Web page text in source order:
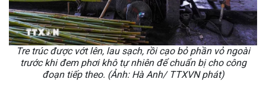
Tre trúc được vớt lên, lau sạch, rồi cạo bỏ phần vỏ ngoài
trước khi đem phơi khô tự nhiên để chuẩn bị cho công
đoạn tiếp theo. (Ảnh: Hà Anh/ TTXVN phát)